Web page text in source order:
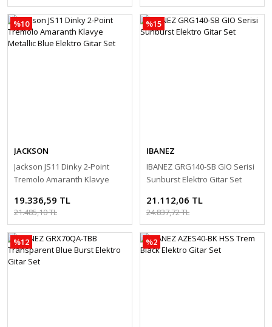
%10
JACKSON
Jackson JS11 Dinky 2-Point
Tremolo Amaranth Klavye
19.336,59 TL
21.485,10 TL
%15
IBANEZ
IBANEZ GRG140-SB GIO Serisi
Sunburst Elektro Gitar Set
21.112,06 TL
24.837,72 TL
%12 %2